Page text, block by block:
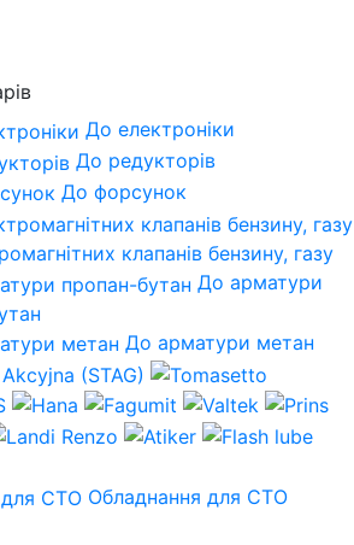
До електроніки
До редукторів
До форсунок
клапанів бензину, газу
До арматури
До арматури метан
Обладнання для СТО